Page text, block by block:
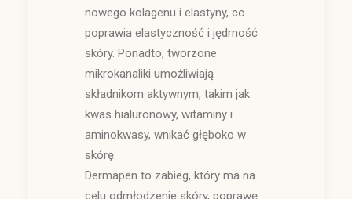
nowego kolagenu i elastyny, co
poprawia elastyczność i jędrność
skóry. Ponadto, tworzone
mikrokanaliki umożliwiają
składnikom aktywnym, takim jak
kwas hialuronowy, witaminy i
aminokwasy, wnikać głęboko w
skórę.
Dermapen to zabieg, który ma na
celu odmłodzenie skóry, poprawę